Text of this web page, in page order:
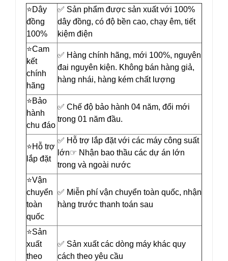
⭐️Dây
đồng
100%
✅ Sản phẩm được sản xuất với 100%
dây đồng, có độ bền cao, chạy êm, tiết
kiệm điện
⭐️Cam
kết
chính
hãng
✅ Hàng chính hãng, mới 100%, nguyên
đai nguyên kiện. Không bán hàng giả,
hàng nhái, hàng kém chất lượng
⭐️Bảo
hành
chu đáo
✅ Chế độ bảo hành 04 năm, đổi mới
trong 01 năm đầu.
⭐️Hỗ trợ
lắp đặt
✅ Hỗ trợ lắp đặt với các máy công suất
lớn☞ Nhận bao thầu các dự án lớn
trong và ngoài nước
⭐️Vận
chuyển
toàn
quốc
✅ Miễn phí vận chuyển toàn quốc, nhận
hàng trước thanh toán sau
⭐️Sản
xuất
theo
✅ Sản xuất các dòng máy khác quy
cách theo yêu cầu